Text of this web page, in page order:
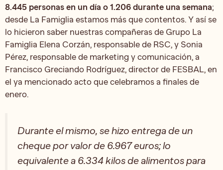
8.445 personas en un día o 1.206 durante una semana;
desde La Famiglia estamos más que contentos. Y así se
lo hicieron saber nuestras compañeras de Grupo La
Famiglia Elena Corzán, responsable de RSC, y Sonia
Pérez, responsable de marketing y comunicación, a
Francisco Greciando Rodríguez, director de FESBAL, en
el ya mencionado acto que celebramos a finales de
enero.
Durante el mismo, se hizo entrega de un
cheque por valor de 6.967 euros; lo
equivalente a 6.334 kilos de alimentos para